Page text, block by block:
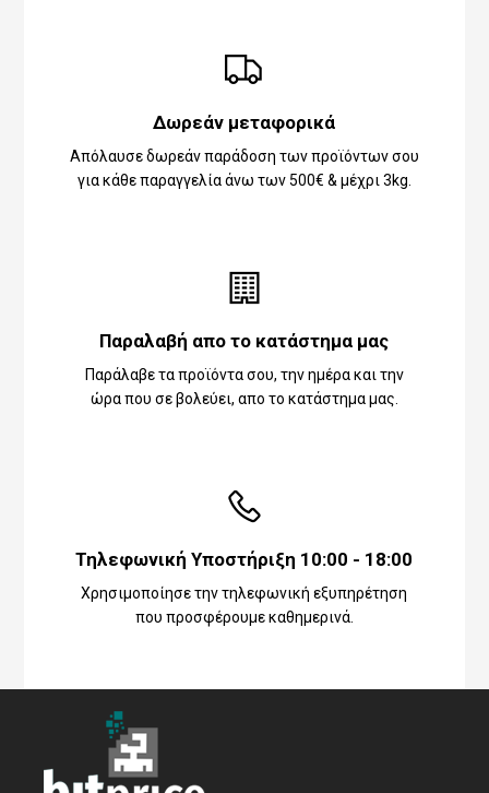
Δωρεάν μεταφορικά
Απόλαυσε δωρεάν παράδοση των προϊόντων σου
για κάθε παραγγελία άνω των 500€ & μέχρι 3kg.
Παραλαβή απο το κατάστημα μας
Παράλαβε τα προϊόντα σου, την ημέρα και την
ώρα που σε βολεύει, απο το κατάστημα μας.
Τηλεφωνική Υποστήριξη 10:00 - 18:00
Χρησιμοποίησε την τηλεφωνική εξυπηρέτηση
που προσφέρουμε καθημερινά.